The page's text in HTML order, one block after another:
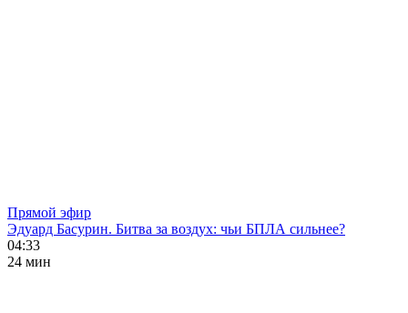
Прямой эфир
Эдуард Басурин. Битва за воздух: чьи БПЛА сильнее?
04:33
24 мин